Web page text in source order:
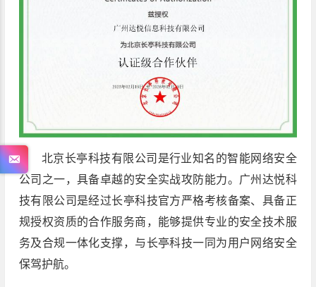
北京长亭科技有限公司是行业知名的智能网络安全
公司之一，具备卓越的安全实战攻防能力。广州达悦科
技有限公司是经过长亭科技官方严格考核备案、具备正
规授权资质的合作服务商，能够提供专业的安全技术服
务及合规一体化支撑，与长亭科技一同为用户网络安全
保驾护航。